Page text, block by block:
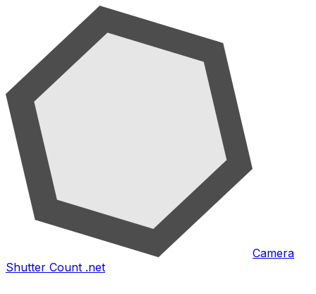
Camera
Shutter Count .net